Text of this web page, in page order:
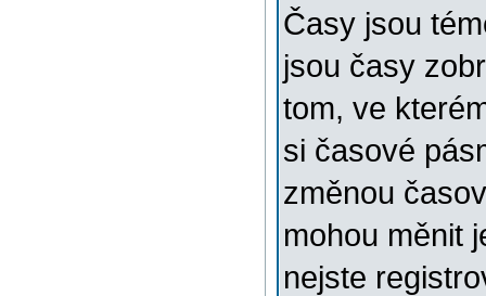
Časy jsou
jsou časy
tom, ve
si časové
změnou
mohou měnit
nejste